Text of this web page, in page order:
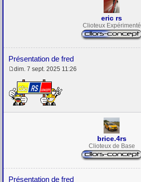
eric rs
Clioteux Expérimenté
Présentation de fred
e
s
s
a
dim. 7 sept. 2025 11:26
brice.4rs
Clioteux de Base
Présentation de fred